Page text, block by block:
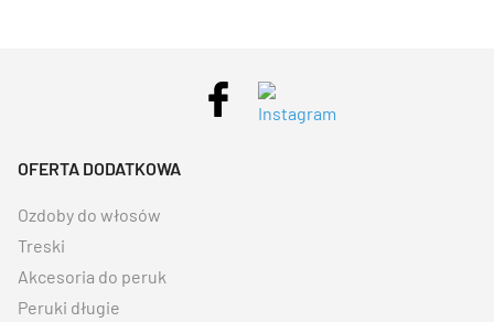
OFERTA DODATKOWA
Ozdoby do włosów
Treski
Akcesoria do peruk
Peruki długie